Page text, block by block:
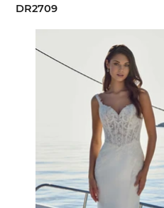
DR2709